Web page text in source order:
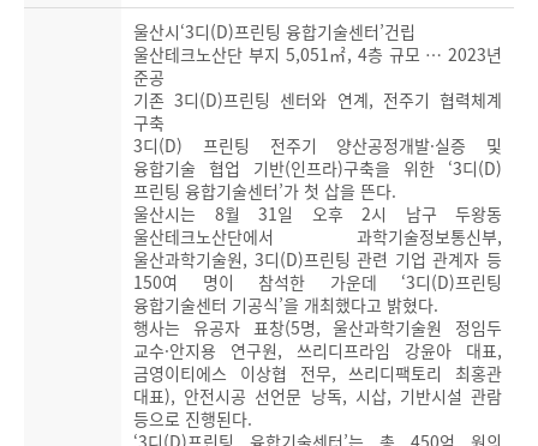
울산시‘3디(D)프린팅 융합기술센터’건립
울산테크노산단 부지 5,051㎡, 4층 규모 … 2023년
준공
기존 3디(D)프린팅 센터와 연계, 전주기 협력체계
구축
3디(D) 프린팅 전주기 양산공정개발·실증 및
융합기술 협업 기반(인프라)구축을 위한 ‘3디(D)
프린팅 융합기술센터’가 첫 삽을 뜬다.
울산시는 8월 31일 오후 2시 남구 두왕동
울산테크노산단에서 과학기술정보통신부,
울산과학기술원, 3디(D)프린팅 관련 기업 관계자 등
150여 명이 참석한 가운데 ‘3디(D)프린팅
융합기술센터 기공식’을 개최했다고 밝혔다.
행사는 유공자 표창(5명, 울산과학기술원 정임두
교수·안지용 연구원, 쓰리디프라임 강윤아 대표,
금영이티에스 이상협 전무, 쓰리디팩토리 최홍관
대표), 안전시공 선언문 낭독, 시삽, 기반시설 관람
등으로 진행된다.
‘3디(D)프린팅 융합기술센터’는 총 450억 원의